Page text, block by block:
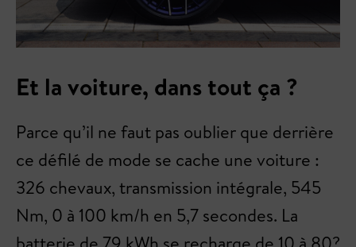
Et la voiture, dans tout ça ?
Parce qu’il ne faut pas oublier que derrière
ce défilé de mode se cache une voiture :
326 chevaux, transmission intégrale, 545
Nm, 0 à 100 km/h en 5,7 secondes. La